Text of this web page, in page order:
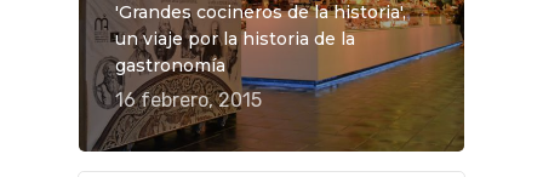
'Grandes cocineros de la historia',
un viaje por la historia de la
gastronomía
16 febrero, 2015